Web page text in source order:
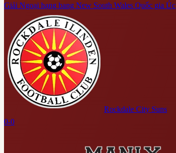
Giải Ngoại hạng bang New South Wales Quốc gia Úc
Rockdale City Suns
0-0